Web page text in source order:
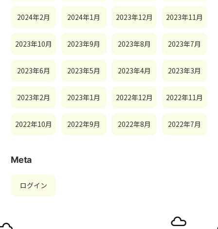
2024年2月 2024年1月 2023年12月 2023年11月
2023年10月 2023年9月 2023年8月 2023年7月
2023年6月 2023年5月 2023年4月 2023年3月
2023年2月 2023年1月 2022年12月 2022年11月
2022年10月 2022年9月 2022年8月 2022年7月
Meta
ログイン